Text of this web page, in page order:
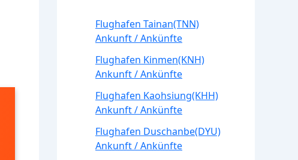
Flughafen Tainan(TNN)
Ankunft / Ankünfte
Flughafen Kinmen(KNH)
Ankunft / Ankünfte
Flughafen Kaohsiung(KHH)
Ankunft / Ankünfte
Flughafen Duschanbe(DYU)
Ankunft / Ankünfte